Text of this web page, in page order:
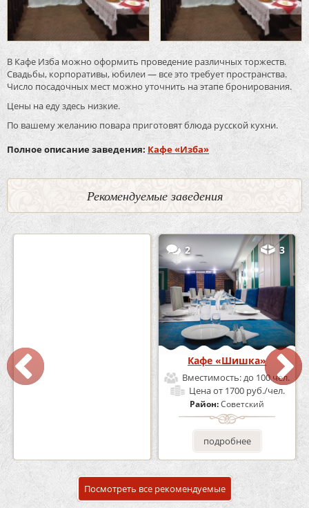
В Кафе Изба можно оформить проведение различных торжеств.
Свадьбы, корпоративы, юбилеи — все это требует пространства.
Число посадочных мест можно уточнить на этапе бронирования.
Цены на еду здесь низкие.
По вашему желанию повара приготовят блюда русской кухни.
Полное описание заведения: Кафе «Изба»
Рекомендуемые заведения
Кафе-Бар Бермуды
Вместимость:
2 3
Кафе «Шишка»
Вместимость:до 100 чел.
Ценаот 1700 руб./чел.
Район:Советский
подробнее
Посмотреть все рекомендуемые